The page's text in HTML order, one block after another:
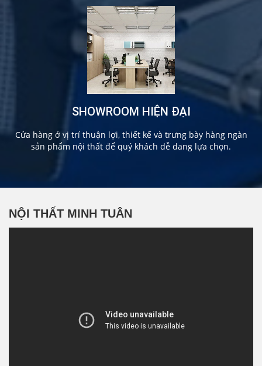
SHOWROOM HIỆN ĐẠI
Cửa hàng ở vị trí thuận lợi, thiết kế và trưng bày hàng ngàn
sản phẩm nội thất để quý khách dễ dang lựa chọn.
NỘI THẤT MINH TUÂN